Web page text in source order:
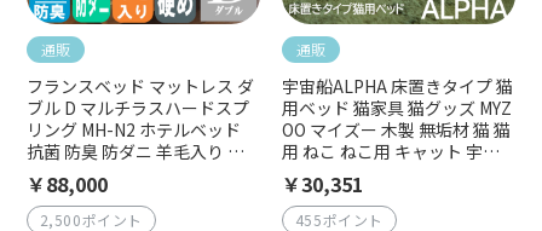
通販
フランスベッド マットレス ダ
ブル D マルチラスハードスプ
リング MH-N2 ホテルベッド
抗菌 防臭 防ダニ 羊毛入り 日
本製 ハード 硬め 厚さ22cm 両
面仕様 寝姿勢 コイルスプリン
グ 連続スプリング
￥88,000
2,500ポイント
通販
宇宙船ALPHA 床置きタイプ 猫
用ベッド 猫家具 猫グッズ MYZ
OO マイズー 木製 無垢材 猫 猫
用 ねこ ねこ用 キャット 宇宙
船ナチュラル ウォルナット ナ
チュラルウッド おしゃれ イン
テリア映え 猫ハウス
￥30,351
455ポイント